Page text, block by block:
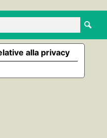
alla privacy